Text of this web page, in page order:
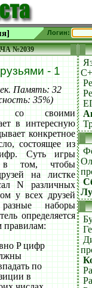
Логин:
№2039
- 1
Память: 32
35%)
со своими
в интересную
конкретное
состоящее из
Суть игры
в том, чтобы
на листке
N различных
у всех друзей
наборы
определяется
P цифр
по
в